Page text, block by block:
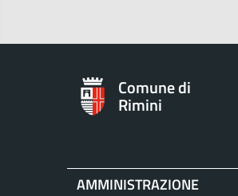
Comune di
Rimini
AMMINISTRAZIONE